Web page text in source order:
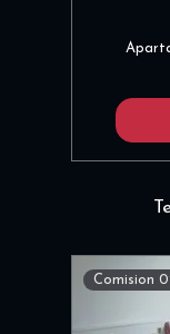
Comision